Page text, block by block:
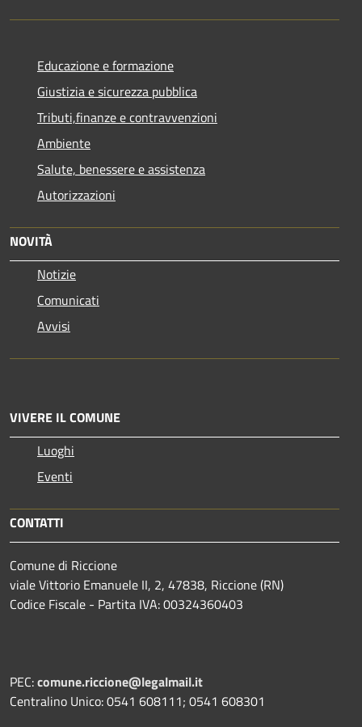
Educazione e formazione
Giustizia e sicurezza pubblica
Tributi,finanze e contravvenzioni
Ambiente
Salute, benessere e assistenza
Autorizzazioni
NOVITÀ
Notizie
Comunicati
Avvisi
VIVERE IL COMUNE
Luoghi
Eventi
CONTATTI
Comune di Riccione
viale Vittorio Emanuele II, 2, 47838, Riccione (RN)
Codice Fiscale - Partita IVA: 00324360403
PEC:comune.riccione@legalmail.it
Centralino Unico: 0541 608111; 0541 608301